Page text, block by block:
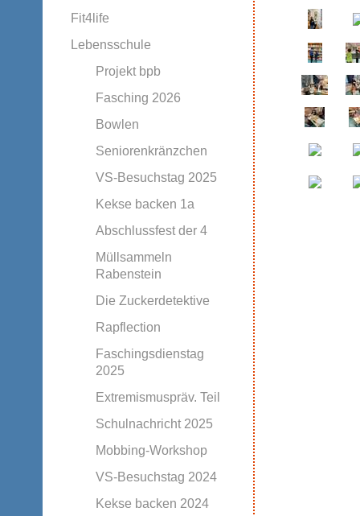
Fit4life
Lebensschule
Projekt bpb
Fasching 2026
Bowlen
Seniorenkränzchen
VS-Besuchstag 2025
Kekse backen 1a
Abschlussfest der 4
Müllsammeln
Rabenstein
Die Zuckerdetektive
Rapflection
Faschingsdienstag
2025
Extremismuspräv. Teil
Schulnachricht 2025
Mobbing-Workshop
VS-Besuchstag 2024
Kekse backen 2024